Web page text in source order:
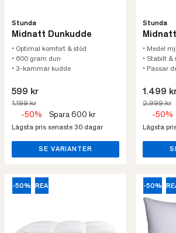
Stunda
Midnatt Dunkudde
• Optimal komfort & stöd
• 600 gram dun
• 3-kammar kudde
599 kr
1.199 kr
-50% Spara 600 kr
Lägsta pris senaste 30 dagar
SE VARIANTER
Stunda
• Medel
• Stabilt &
• Passar
1.499
2.999 kr
-50%
Lägsta
-50% REA -50%